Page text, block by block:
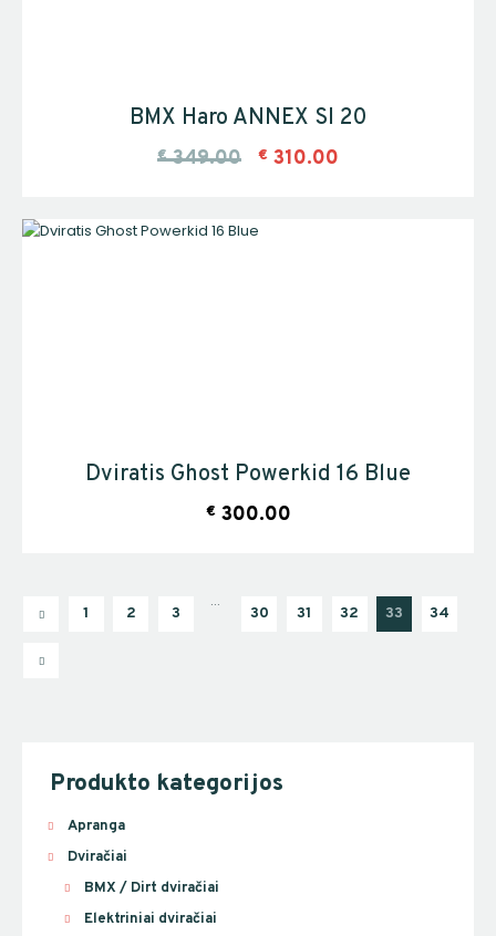
BMX Haro ANNEX SI 20
€ 349.00 € 310.00
Dviratis Ghost Powerkid 16 Blue
€ 300.00
1 2 3
…
30 31 32 33 34
Produkto kategorijos
Apranga
Dviračiai
BMX / Dirt dviračiai
Elektriniai dviračiai